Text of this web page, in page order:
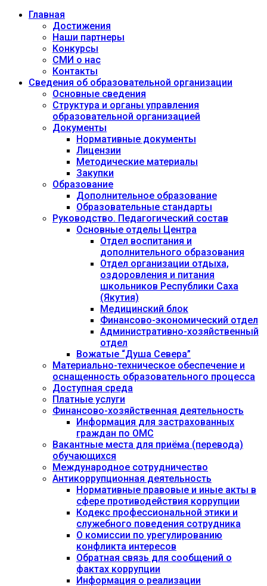
Главная
Достижения
Наши партнеры
Конкурсы
СМИ о нас
Контакты
Сведения об образовательной организации
Основные сведения
Структура и органы управления
образовательной организацией
Документы
Нормативные документы
Лицензии
Методические материалы
Закупки
Образование
Дополнительное образование
Образовательные стандарты
Руководство. Педагогический состав
Основные отделы Центра
Отдел воспитания и
дополнительного образования
Отдел организации отдыха,
оздоровления и питания
школьников Республики Саха
(Якутия)
Медицинский блок
Финансово-экономический отдел
Административно-хозяйственный
отдел
Вожатые “Душа Севера”
Материально-техническое обеспечение и
оснащенность образовательного процесса
Доступная среда
Платные услуги
Финансово-хозяйственная деятельность
Информация для застрахованных
граждан по ОМС
Вакантные места для приёма (перевода)
обучающихся
Международное сотрудничество
Антикоррупционная деятельность
Нормативные правовые и иные акты в
сфере противодействия коррупции
Кодекс профессиональной этики и
служебного поведения сотрудника
О комиссии по урегулированию
конфликта интересов
Обратная связь для сообщений о
фактах коррупции
Информация о реализации